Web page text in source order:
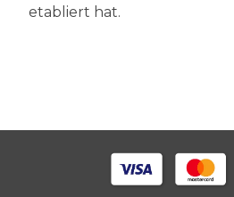
etabliert hat.